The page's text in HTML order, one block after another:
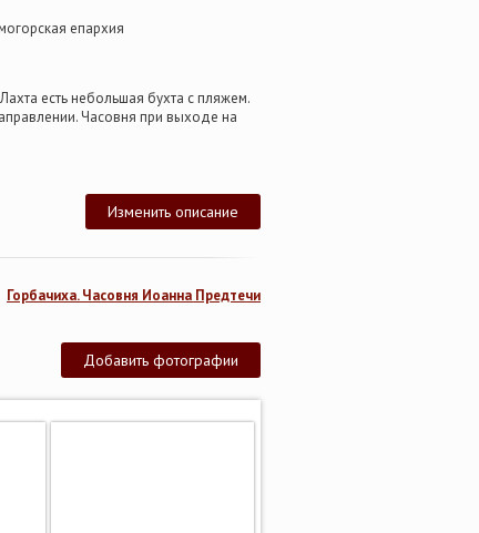
епархия
есть небольшая бухта с пляжем.
Часовня при выходе на
Изменить описание
Горбачиха. Часовня Иоанна Предтечи
Добавить фотографии